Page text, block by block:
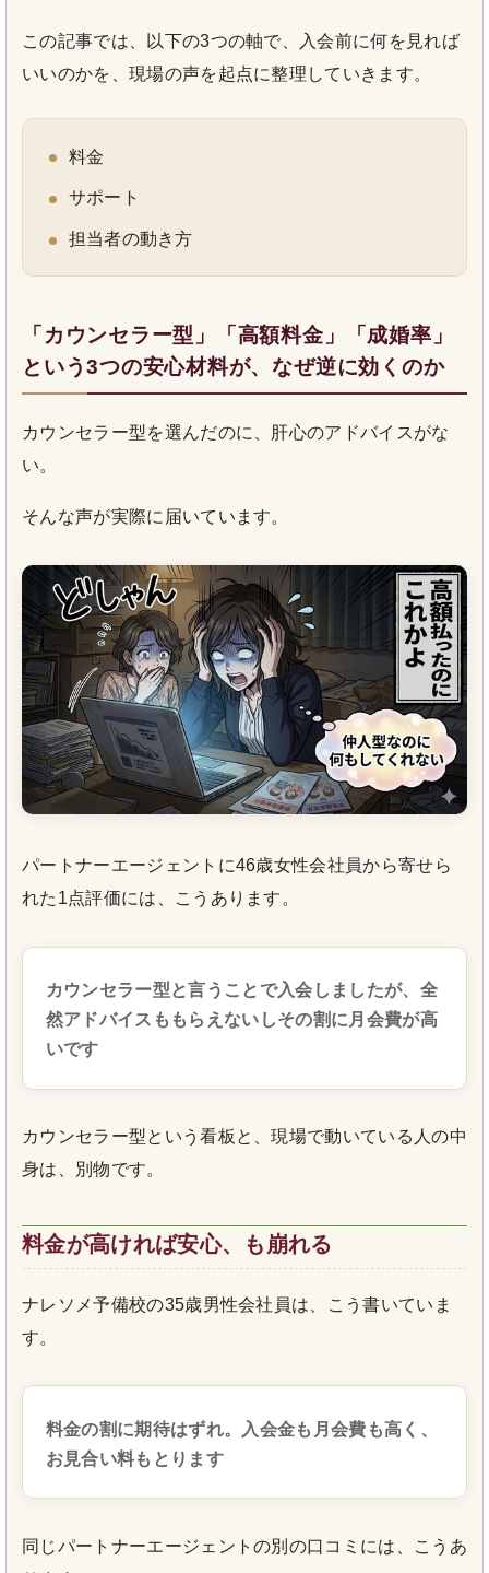
この記事では、以下の3つの軸で、入会前に何を見れば
いいのかを、現場の声を起点に整理していきます。
料金
サポート
担当者の動き方
「カウンセラー型」「高額料金」「成婚率」
という3つの安心材料が、なぜ逆に効くのか
カウンセラー型を選んだのに、肝心のアドバイスがな
い。
そんな声が実際に届いています。
パートナーエージェントに46歳女性会社員から寄せら
れた1点評価には、こうあります。
カウンセラー型と言うことで入会しましたが、全
然アドバイスももらえないしその割に月会費が高
いです
カウンセラー型という看板と、現場で動いている人の中
身は、別物です。
料金が高ければ安心、も崩れる
ナレソメ予備校の35歳男性会社員は、こう書いていま
す。
料金の割に期待はずれ。入会金も月会費も高く、
お見合い料もとります
同じパートナーエージェントの別の口コミには、こうあ